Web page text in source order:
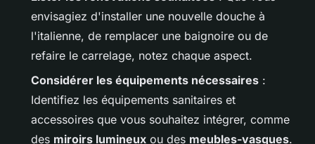
envisagiez d'installer une nouvelle douche à
l'italienne, de remplacer une baignoire ou de
refaire le carrelage, notez chaque aspect.
Considérer les équipements nécessaires :
Identifiez les équipements sanitaires et
accessoires que vous souhaitez intégrer, comme
des miroirs lumineux ou des meubles-vasques.